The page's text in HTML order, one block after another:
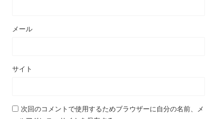
メール
サイト
次回のコメントで使用するためブラウザーに自分の名前、メ